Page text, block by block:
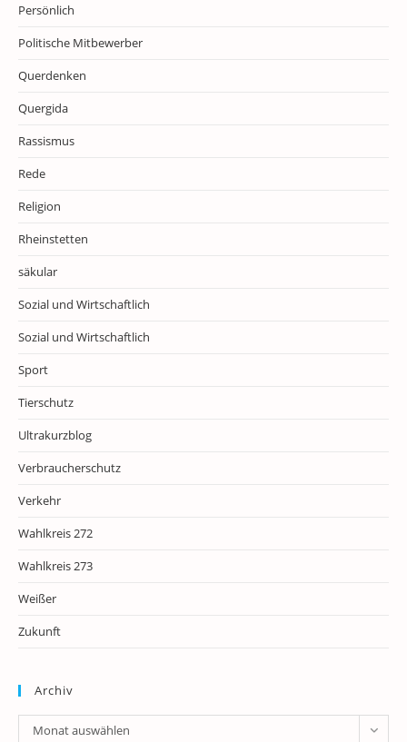
Persönlich
Politische Mitbewerber
Querdenken
Quergida
Rassismus
Rede
Religion
Rheinstetten
säkular
Sozial und Wirtschaftlich
Sozial und Wirtschaftlich
Sport
Tierschutz
Ultrakurzblog
Verbraucherschutz
Verkehr
Wahlkreis 272
Wahlkreis 273
Weißer
Zukunft
Archiv
Archiv
Monat auswählen